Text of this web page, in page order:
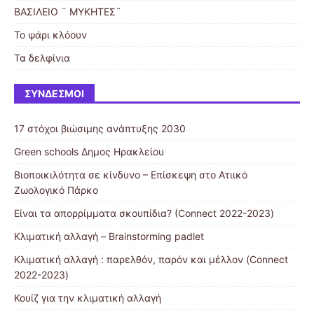
ΒΑΣΙΛΕΙΟ ¨ ΜΥΚΗΤΕΣ¨
Το ψάρι κλόουν
Τα δελφίνια
ΣΎΝΔΕΣΜΟΙ
17 στόχοι βιώσιμης ανάπτυξης 2030
Green schools Δημος Ηρακλείου
Βιοποικιλότητα σε κίνδυνο – Επίσκεψη στο Ατιικό
Ζωολογικό Πάρκο
Είναι τα απορρίμματα σκουπίδια? (Connect 2022-2023)
Κλιματική αλλαγή – Brainstorming padlet
Κλιματική αλλαγή : παρελθόν, παρόν και μέλλον (Connect
2022-2023)
Κουίζ για την κλιματική αλλαγή